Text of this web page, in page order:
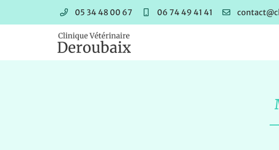
05 34 48 00 67 06 74 49 41 41
630 RD820 – Les Baccarets
31550 Cintegabelle
05 34 48 00 67